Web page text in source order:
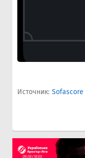
Источник: Sofascore